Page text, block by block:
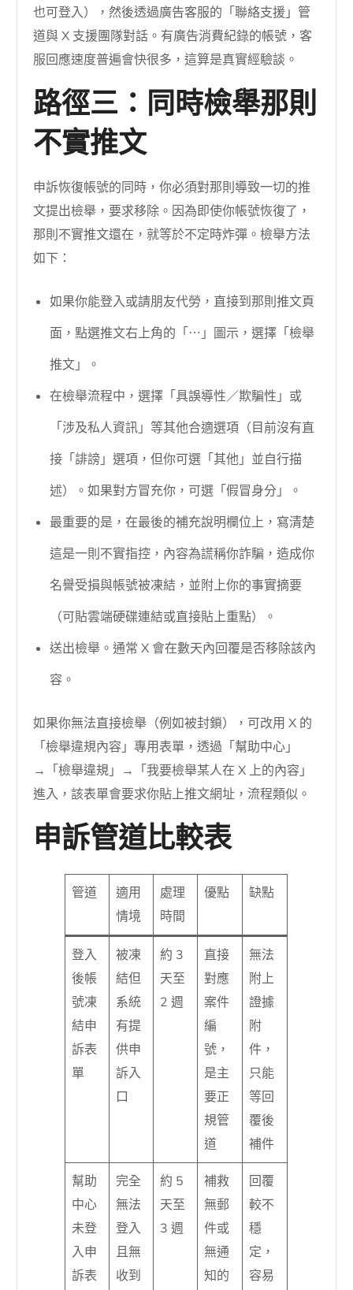
也可登入），然後透過廣告客服的「聯絡支援」管
道與 X 支援團隊對話。有廣告消費紀錄的帳號，客
服回應速度普遍會快很多，這算是真實經驗談。
路徑三：同時檢舉那則
不實推文
申訴恢復帳號的同時，你必須對那則導致一切的推
文提出檢舉，要求移除。因為即使你帳號恢復了，
那則不實推文還在，就等於不定時炸彈。檢舉方法
如下：
如果你能登入或請朋友代勞，直接到那則推文頁
面，點選推文右上角的「⋯」圖示，選擇「檢舉
推文」。
在檢舉流程中，選擇「具誤導性／欺騙性」或
「涉及私人資訊」等其他合適選項（目前沒有直
接「誹謗」選項，但你可選「其他」並自行描
述）。如果對方冒充你，可選「假冒身分」。
最重要的是，在最後的補充說明欄位上，寫清楚
這是一則不實指控，內容為謊稱你詐騙，造成你
名譽受損與帳號被凍結，並附上你的事實摘要
（可貼雲端硬碟連結或直接貼上重點）。
送出檢舉。通常 X 會在數天內回覆是否移除該內
容。
如果你無法直接檢舉（例如被封鎖），可改用 X 的
「檢舉違規內容」專用表單，透過「幫助中心」
→「檢舉違規」→「我要檢舉某人在 X 上的內容」
進入，該表單會要求你貼上推文網址，流程類似。
申訴管道比較表
管道
適用
情境
處理
時間
優點 缺點
登入
後帳
號凍
結申
訴表
單
被凍
結但
系統
有提
供申
訴入
口
約 3
天至
2 週
直接
對應
案件
編
號，
是主
要正
規管
道
無法
附上
證據
附
件，
只能
等回
覆後
補件
幫助
中心
未登
入申
訴表
完全
無法
登入
且無
收到
約 5
天至
3 週
補救
無郵
件或
無通
知的
回覆
較不
穩
定，
容易